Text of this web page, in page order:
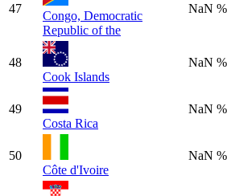
47
Congo, Democratic
Republic of the
NaN %
48
Cook Islands
NaN %
49
Costa Rica
NaN %
50
Côte d'Ivoire
NaN %